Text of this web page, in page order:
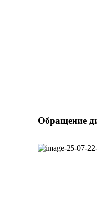
Обращение